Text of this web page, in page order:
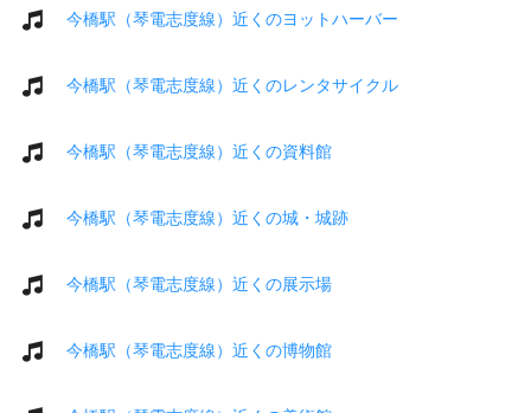
今橋駅（琴電志度線）近くのヨットハーバー
今橋駅（琴電志度線）近くのレンタサイクル
今橋駅（琴電志度線）近くの資料館
今橋駅（琴電志度線）近くの城・城跡
今橋駅（琴電志度線）近くの展示場
今橋駅（琴電志度線）近くの博物館